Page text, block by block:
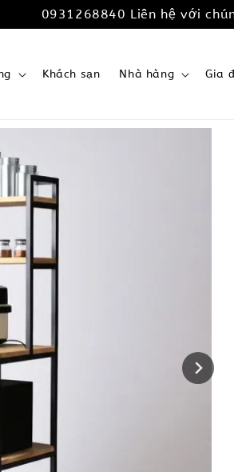
0931268840 Liên hệ với
Khách sạn Nhà hàng Gia